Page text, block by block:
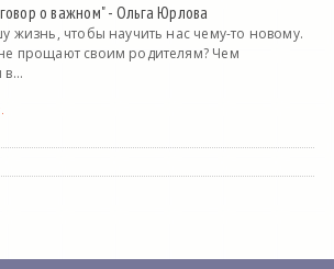
о важном" - Ольга Юрлова
жизнь, чтобы научить нас чему-то новому.
прощают своим родителям? Чем